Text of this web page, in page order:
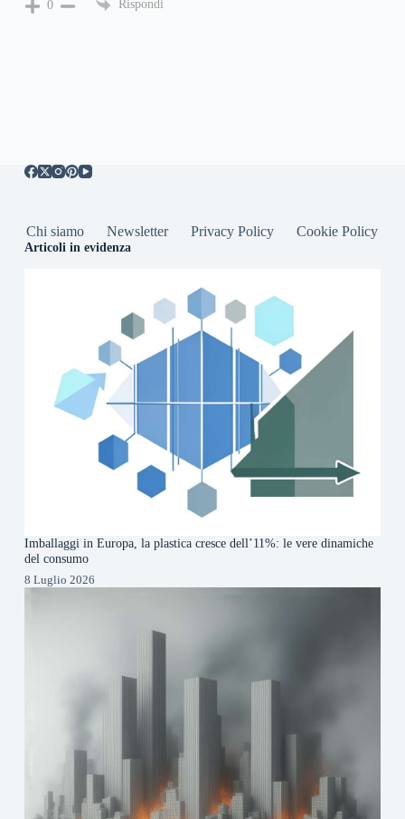
0 Rispondi
Chi siamo Newsletter Privacy Policy Cookie Policy
Articoli in evidenza
Imballaggi in Europa, la plastica cresce dell’11%: le vere dinamiche
del consumo
8 Luglio 2026